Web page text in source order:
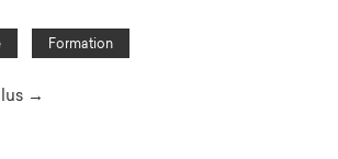
Formation
→